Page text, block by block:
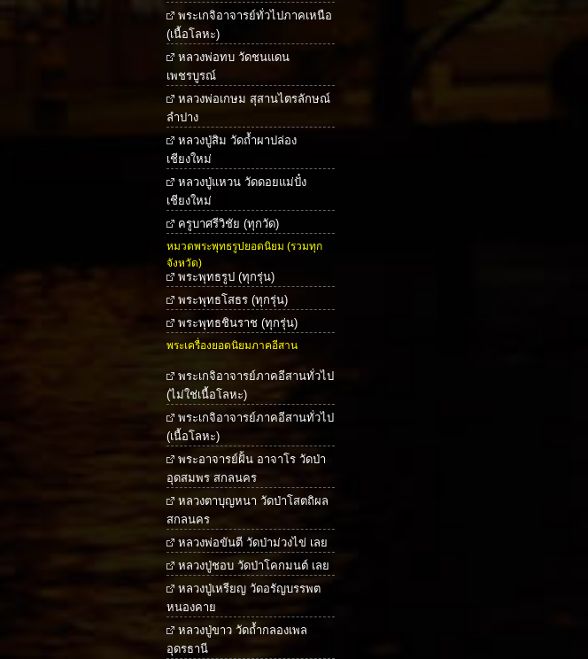
พระเกจิอาจารย์ทั่วไปภาคเหนือ
(เนื้อโลหะ)
หลวงพ่อทบ วัดชนแดน
เพชรบูรณ์
หลวงพ่อเกษม สุสานไตรลักษณ์
ลำปาง
หลวงปู่สิม วัดถ้ำผาปล่อง
เชียงใหม่
หลวงปู่แหวน วัดดอยแม่ปั๋ง
เชียงใหม่
ครูบาศรีวิชัย (ทุกวัด)
หมวดพระพุทธรูปยอดนิยม (รวมทุก
จังหวัด)
พระพุทธรูป (ทุกรุ่น)
พระพุทธโสธร (ทุกรุ่น)
พระพุทธชินราช (ทุกรุ่น)
พระเครื่องยอดนิยมภาคอีสาน
พระเกจิอาจารย์ภาคอีสานทั่วไป
(ไม่ใช่เนื้อโลหะ)
พระเกจิอาจารย์ภาคอีสานทั่วไป
(เนื้อโลหะ)
พระอาจารย์ฝั้น อาจาโร วัดป่า
อุดสมพร สกลนคร
หลวงตาบุญหนา วัดป่าโสตถิผล
สกลนคร
หลวงพ่อขันตี วัดป่าม่วงไข่ เลย
หลวงปู่ชอบ วัดป่าโคกมนต์ เลย
หลวงปู่เหรียญ วัดอรัญบรรพต
หนองคาย
หลวงปู่ขาว วัดถ้ำกลองเพล
อุดรธานี